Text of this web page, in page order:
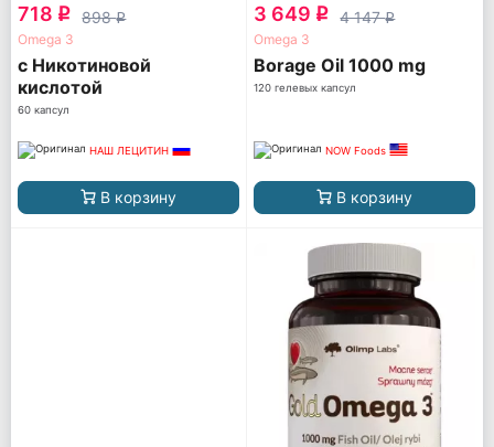
718 q 898q
Omega 3
с Никотиновой
кислотой
60 капсул
НАШ ЛЕЦИТИН
В корзину
3 649 q 4 147q
Omega 3
Borage Oil 1000 mg
120 гелевых капсул
NOW Foods
В корзину